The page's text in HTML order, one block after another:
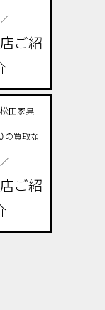
ご紹
田家具
）の買取な
ご紹